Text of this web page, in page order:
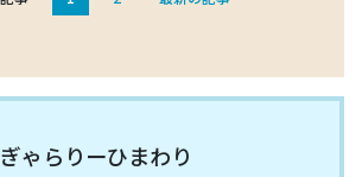
ぎゃらりーひまわり